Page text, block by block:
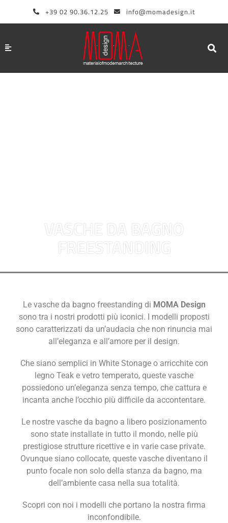
+39 02 90.36.12.25 info@momadesign.it
VASCHE DA BAGNO
FREESTANDING
Le vasche da bagno freestanding di MOMA Design
sono tra i nostri prodotti più iconici. I modelli proposti
sono caratterizzati da un’audacia che non rinuncia mai
all’eleganza e all’amore per il design.
Che siano semplici in White Stonage o arricchite con
legno Teak e vetro temperato, queste vasche
possiedono un’eleganza senza tempo, che cattura e
incanta anche l’occhio più difficile da accontentare.
Le nostre vasche da bagno a libero posizionamento
sono state installate in tutto il mondo, nelle più
prestigiose strutture ricettive e in varie case private.
Ovunque siano collocate, queste vasche diventano il
punto focale non solo della stanza da bagno, ma
dell’ambiente casa nella sua totalità.
Scopri con noi i modelli che portano la nostra firma
inconfondibile.